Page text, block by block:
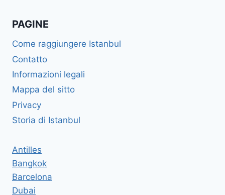
PAGINE
Come raggiungere Istanbul
Contatto
Informazioni legali
Mappa del sitto
Privacy
Storia di Istanbul
Antilles
Bangkok
Barcelona
Dubai